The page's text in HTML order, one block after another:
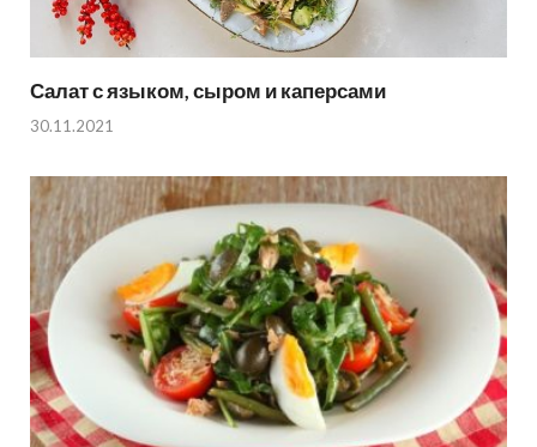
Салат с языком, сыром и каперсами
30.11.2021